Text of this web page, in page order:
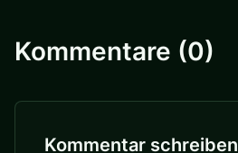
Kommentare (0)
Kommentar schreiben